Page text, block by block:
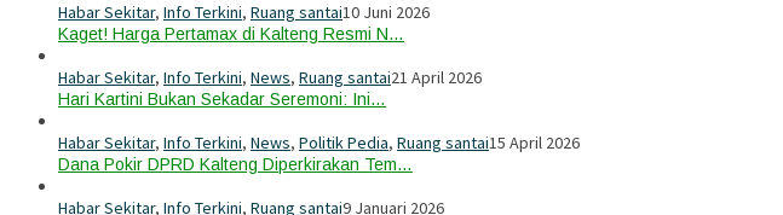
Habar Sekitar, Info Terkini, Ruang santai10 Juni 2026
Kaget! Harga Pertamax di Kalteng Resmi N…
Habar Sekitar, Info Terkini, News, Ruang santai21 April 2026
Hari Kartini Bukan Sekadar Seremoni: Ini…
Habar Sekitar, Info Terkini, News, Politik Pedia, Ruang santai15 April 2026
Dana Pokir DPRD Kalteng Diperkirakan Tem…
Habar Sekitar, Info Terkini, Ruang santai9 Januari 2026